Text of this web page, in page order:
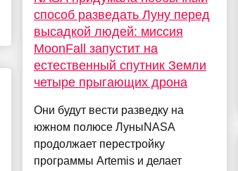
способ разведать Луну перед
высадкой людей: миссия
MoonFall запустит на
естественный спутник Земли
четыре прыгающих дрона
Они будут вести разведку на
южном полюсе ЛуныNASA
продолжает перестройку
программы Artemis и делает